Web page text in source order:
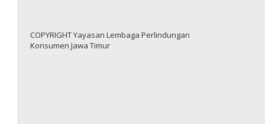
COPYRIGHT Yayasan Lembaga Perlindungan
Konsumen Jawa Timur